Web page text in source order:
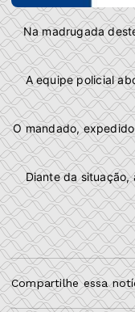
Na madrugada
A equipe policial
O mandado,
Diante da situação,
Compartilhe essa